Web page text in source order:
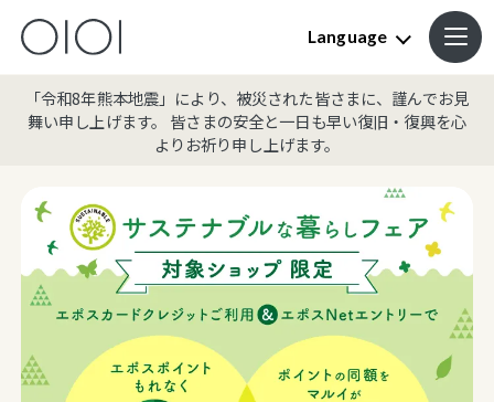
Language
「令和8年熊本地震」により、被災された皆さまに、謹んでお見
舞い申し上げます。 皆さまの安全と一日も早い復旧・復興を心
よりお祈り申し上げます。